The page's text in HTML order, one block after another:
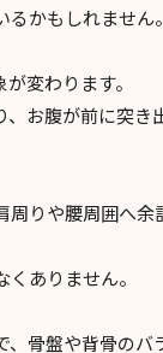
かもしれません。
変わります。
お腹が前に突き
周りや腰周囲へ余
ありません。
骨盤や背骨のバ